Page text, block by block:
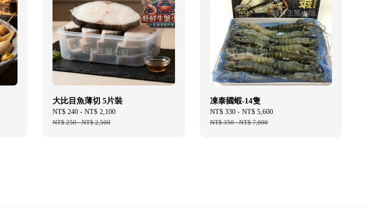
大比目魚薄切 5片裝
Sale
price
NT$ 240 - NT$ 2,100
NT$ 250-NT$ 2,500
凍泰國蝦-14隻
Sale
price
NT$ 330- NT$ 5,600
NT$ 350-NT$ 7,000